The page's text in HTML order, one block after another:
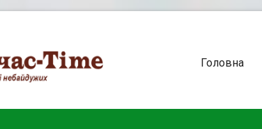
Головна